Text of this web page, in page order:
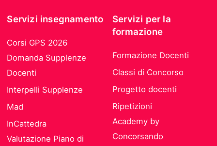
Servizi insegnamento
Corsi GPS 2026
Domanda Supplenze
Docenti
Interpelli Supplenze
Mad
InCattedra
Valutazione Piano di
Servizi per la
formazione
Formazione Docenti
Classi di Concorso
Progetto docenti
Ripetizioni
Academy by
Concorsando